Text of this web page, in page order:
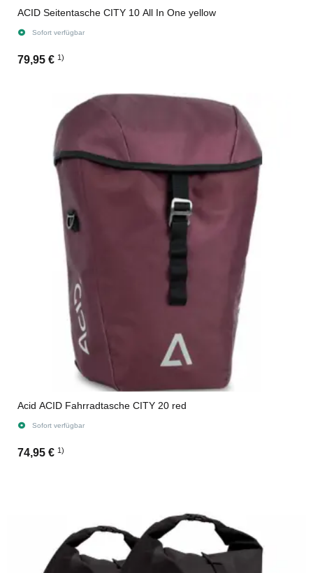
ACID Seitentasche CITY 10 All In One yellow
Sofort verfügbar
79,95 € 1)
Acid ACID Fahrradtasche CITY 20 red
Sofort verfügbar
74,95 € 1)